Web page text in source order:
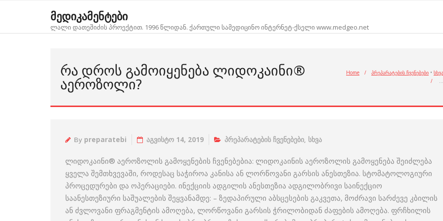
მედიკამენტები
ლალი დათეშიძის პროექტით. 1996 წლიდან. ქართული სამედიცინო ინტერნეტ-ქსელი www.medgeo.net
ᲠᲐ ᲓᲠᲝᲡ ᲒᲐᲛᲝᲘᲧᲔᲜᲔᲑᲐ ᲚᲘᲓᲝᲙᲐᲘᲜᲘ®
ᲐᲔᲠᲝᲖᲝᲚᲘ?
Home / პრეპარატების ჩვენებები • სხვა
/
…
By preparatebi აგვისტო 14, 2019 პრეპარატების ჩვენებები, სხვა
ლიდოკაინი® აეროზოლის გამოყენების ჩვენებებია: ლიდოკაინის აეროზოლის გამოყენება შეიძლება
ყველა შემთხვევაში, როდესაც საჭიროა კანისა ან ლორწოვანი გარსის ანესთეზია. სტომატოლოგიური
პროცედურები და ოპერაციები. ინექციის ადგილის ანესთეზია ადგილობრივი საინექციო
საანესთეზიური საშუალების შეყვანამდე: – ზედაპირული აბსცესების გაკვეთა, მოძრავი სარძევე კბილის
ან ძვლოვანი ფრაგმენტის ამოღება, ლორწოვანი გარსის ჭრილობიდან ძაფების ამოღება. ფრჩხილის